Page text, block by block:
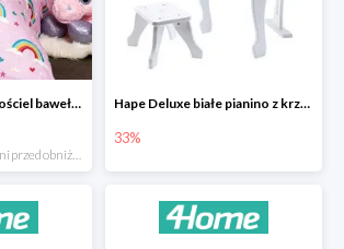
4Home Dziecięca pościel bawełniana Rainbow
*najniższa cena z 30 dni przed obniżką
Hape Deluxe białe pianino z krzesłem -33%
33%